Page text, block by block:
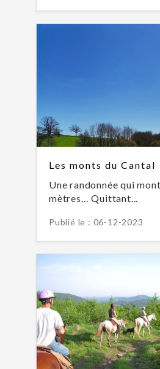
Les monts du Cantal
Une randonnée qui
mètres… Quittant...
Publié le : 06-12-2023